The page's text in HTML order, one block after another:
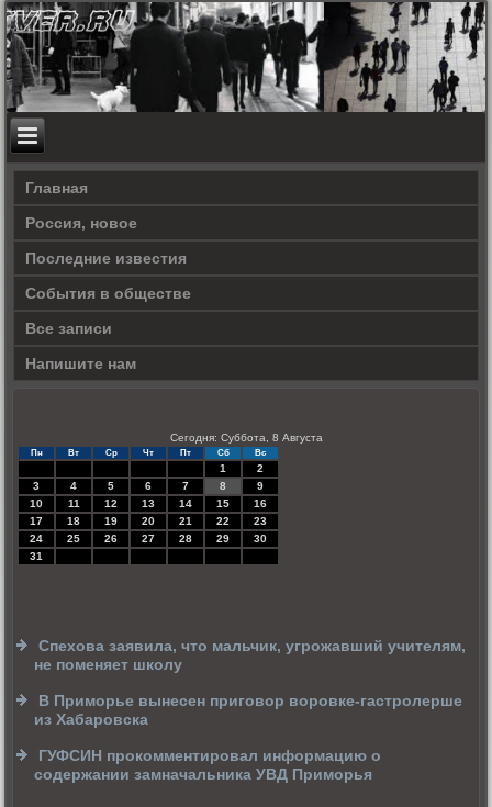
Главная
Россия, новое
Последние известия
События в обществе
Все записи
Напишите нам
Сегодня: Суббота, 8 Августа
Пн Вт Ср Чт Пт Сб Вс
1
2
3
4 5 6 7 8
9
10
11 12 13 14 15
16
17
18 19 20 21 22
23
24
25 26 27 28 29
30
31
Спехова заявила, что мальчик, угрожавший учителям,
не поменяет школу
В Приморье вынесен приговор воровке-гастролерше
из Хабаровска
ГУФСИН прокомментировал информацию о
содержании замначальника УВД Приморья